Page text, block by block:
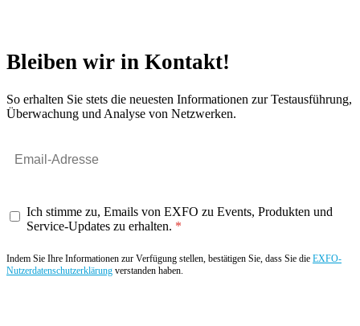
Bleiben wir in Kontakt!
So erhalten Sie stets die neuesten Informationen zur Testausführung,
Überwachung und Analyse von Netzwerken.
Ich stimme zu, Emails von EXFO zu Events, Produkten und
Service-Updates zu erhalten.
Indem Sie Ihre Informationen zur Verfügung stellen, bestätigen Sie, dass Sie die EXFO-
Nutzerdatenschutzerklärung verstanden haben.